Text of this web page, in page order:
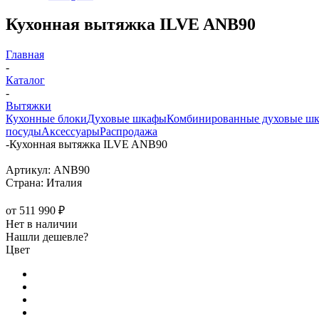
Кухонная вытяжка ILVE ANB90
Главная
-
Каталог
-
Вытяжки
Кухонные блокиДуховые шкафыКомбинированные духовые
посудыАксессуарыРаспродажа
-Кухонная вытяжка ILVE ANB90
Артикул: ANB90
Страна: Италия
от 511 990 ₽
Нет в наличии
Нашли дешевле?
Цвет